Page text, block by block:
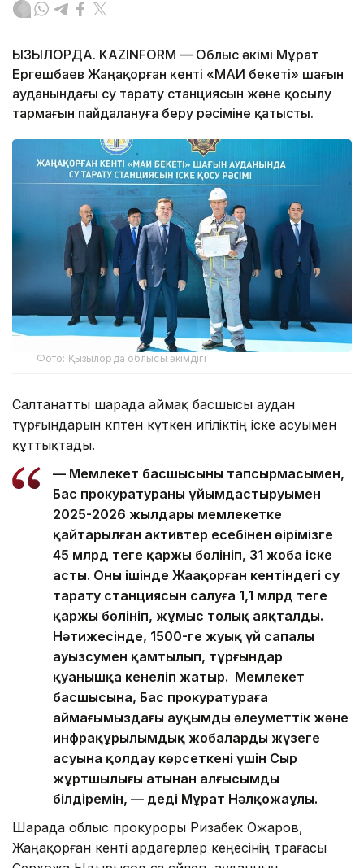
ҚЫЗЫЛОРДА. KAZINFORM — Облыс әкімі Мұрат
Ергешбаев Жаңақорған кенті «МАИ бекеті» шағын
ауданындағы су тарату станциясын және қосылу
тармағын пайдалануға беру рәсіміне қатысты.
Фото: Қызылорда облысы әкімдігі
Салтанатты шарада аймақ басшысы аудан
тұрғындарын көптен күткен игіліктің іске асуымен
құттықтады.
— Мемлекет басшысының тапсырмасымен,
Бас прокуратураның ұйымдастыруымен
2025-2026 жылдары мемлекетке
қайтарылған активтер есебінен өңірімізге
45 млрд теңге қаржы бөлініп, 31 жоба іске
асты. Оның ішінде Жаңақорған кентіндегі су
тарату станциясын салуға 1,1 млрд теңге
қаржы бөлініп, жұмыс толық аяқталды.
Нәтижесінде, 1500-ге жуық үй сапалы
ауызсумен қамтылып, тұрғындар
қуанышқа кенеліп жатыр. Мемлекет
басшысына, Бас прокуратураға
аймағымыздағы ауқымды әлеуметтік және
инфрақұрылымдық жобалардың жүзеге
асуына қолдау көрсеткені үшін Сыр
жұртшылығы атынан алғысымды
білдіремін, — деді Мұрат Нәлқожаұлы.
Шарада облыс прокуроры Ризабек Ожаров,
Жаңақорған кенті ардагерлер кеңесінің төрағасы